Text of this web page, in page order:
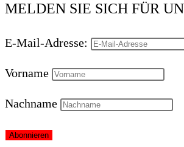
MELDEN SIE SICH FÜR
E-Mail-Adresse:
Vorname
Nachname